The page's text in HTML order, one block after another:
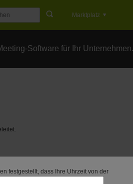
Marktplatz
Software für Ihr Unternehmen.
festgestellt, dass Ihre Uhrzeit von der